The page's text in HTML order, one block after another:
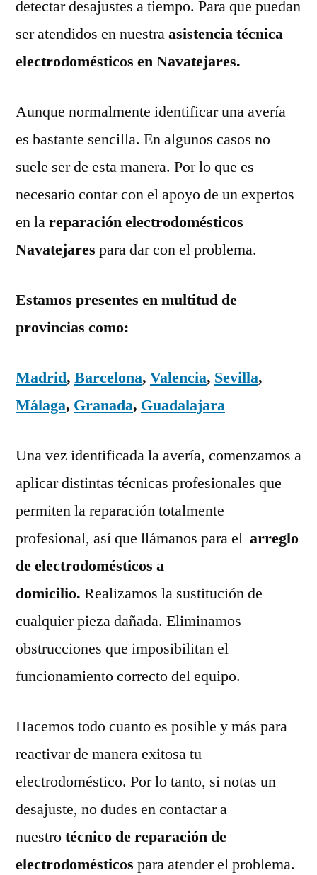
detectar desajustes a tiempo. Para que puedan
ser atendidos en nuestraasistencia técnica
electrodomésticos en Navatejares.
Aunque normalmente identificar una avería
es bastante sencilla. En algunos casos no
suele ser de esta manera. Por lo que es
necesario contar con el apoyo de un expertos
en lareparación electrodomésticos
Navatejares para dar con el problema.
Estamos presentes en multitud de
provincias como:
Madrid, Barcelona, Valencia, Sevilla,
Málaga, Granada, Guadalajara
Una vez identificada la avería, comenzamos a
aplicar distintas técnicas profesionales que
permiten la reparación totalmente
profesional, así que llámanos para el arreglo
de electrodomésticos a
domicilio. Realizamos la sustitución de
cualquier pieza dañada. Eliminamos
obstrucciones que imposibilitan el
funcionamiento correcto del equipo.
Hacemos todo cuanto es posible y más para
reactivar de manera exitosa tu
electrodoméstico. Por lo tanto, si notas un
desajuste, no dudes en contactar a
nuestrotécnico de reparación de
electrodomésticos para atender el problema.